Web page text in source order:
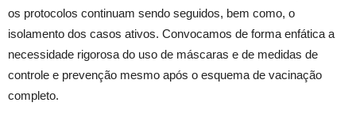
os protocolos continuam sendo seguidos, bem como, o
isolamento dos casos ativos. Convocamos de forma enfática a
necessidade rigorosa do uso de máscaras e de medidas de
controle e prevenção mesmo após o esquema de vacinação
completo.